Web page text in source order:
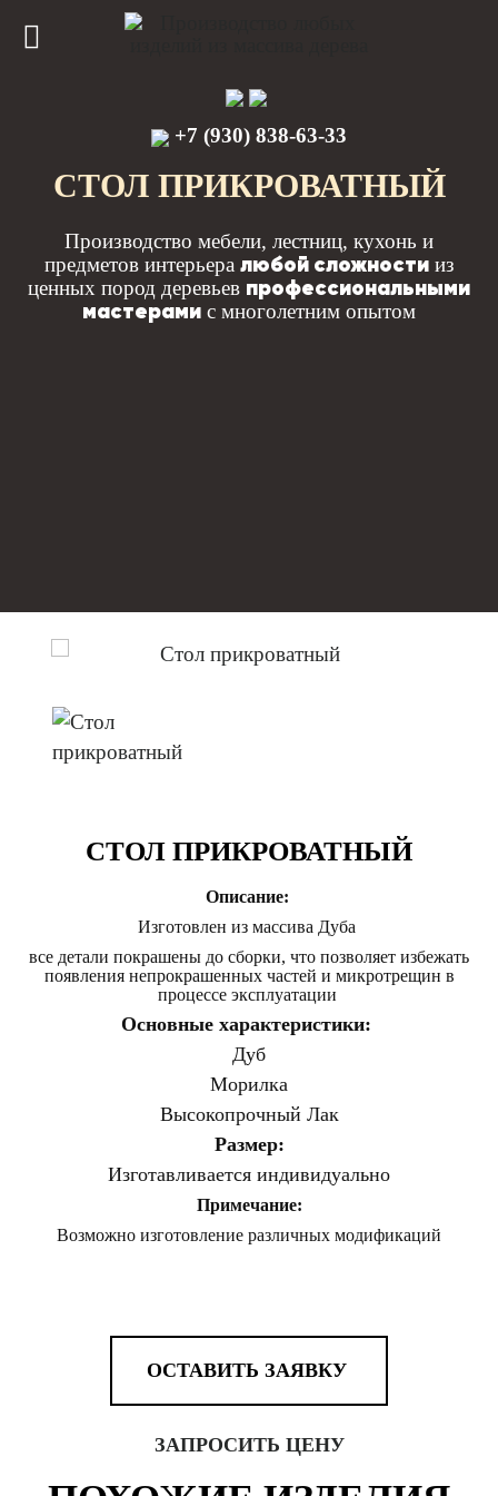
+7 (930) 838-63-33
СТОЛ ПРИКРОВАТНЫЙ
Производство мебели, лестниц, кухонь и
предметов интерьера любой сложностииз
ценных пород деревьев профессиональными
мастерами с многолетним опытом
СТОЛ ПРИКРОВАТНЫЙ
Описание:
Изготовлен из массива Дуба
все детали покрашены до сборки, что позволяет избежать
появления непрокрашенных частей и микротрещин в
процессе эксплуатации
Основные характеристики:
Дуб
Морилка
Высокопрочный Лак
Размер:
Изготавливается индивидуально
Примечание:
Возможно изготовление различных модификаций
ОСТАВИТЬ ЗАЯВКУ
ЗАПРОСИТЬ ЦЕНУ